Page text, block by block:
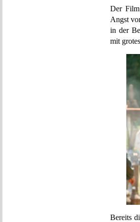
Der
Angst
in der
mit
Bereits